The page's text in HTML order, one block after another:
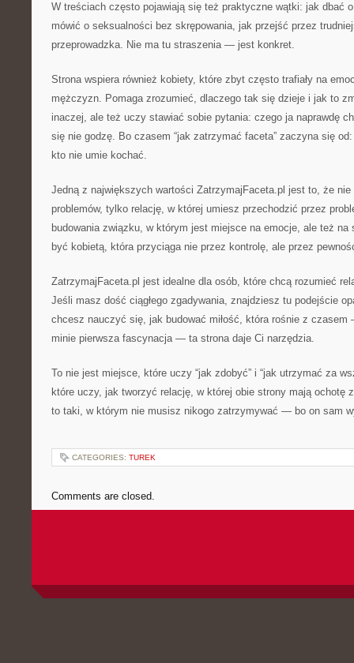
W treściach często pojawiają się też praktyczne wątki: jak dbać
mówić o seksualności bez skrępowania, jak przejść przez
przeprowadzka. Nie ma tu straszenia — jest konkret.
Strona wspiera również kobiety, które zbyt często trafiały na
mężczyzn. Pomaga zrozumieć, dlaczego tak się dzieje i jak to
inaczej, ale też uczy stawiać sobie pytania: czego ja naprawdę
się nie godzę. Bo czasem “jak zatrzymać faceta” zaczyna się
kto nie umie kochać.
Jedną z największych wartości ZatrzymajFaceta.pl jest to, że nie
problemów, tylko relację, w której umiesz przechodzić przez
budowania związku, w którym jest miejsce na emocje, ale też
być kobietą, która przyciąga nie przez kontrolę, ale przez
ZatrzymajFaceta.pl jest idealne dla osób, które chcą rozumieć
Jeśli masz dość ciągłego zgadywania, znajdziesz tu podejście
chcesz nauczyć się, jak budować miłość, która rośnie z
minie pierwsza fascynacja — ta strona daje Ci narzędzia.
To nie jest miejsce, które uczy “jak zdobyć” i “jak utrzymać za
które uczy, jak tworzyć relację, w której obie strony mają ochotę
to taki, w którym nie musisz nikogo zatrzymywać — bo on sam
CATEGORIES: TUREK
Comments are closed.